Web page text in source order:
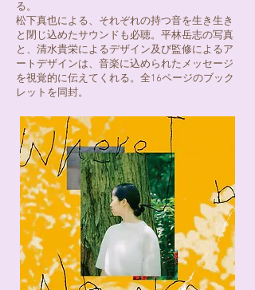
る。
松下真也による、それぞれの持つ音を生き生き
と閉じ込めたサウンドも必聴。平林岳志の写真
と、清水貴栄によるデザイン及び監修によるア
ートデザインは、音楽に込められたメッセージ
を視覚的に伝えてくれる。全16ページのブック
レットを同封。